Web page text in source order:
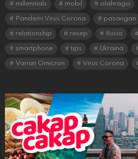
millennials mobil olahraga
Pandemi Virus Corona pasangan
relationship resep Rusia
smartphone tips Ukraina
Varian Omicron Virus Corona